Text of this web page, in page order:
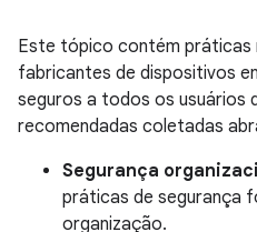
Este tópico contém práticas
fabricantes de dispositivos
seguros a todos os usuários
recomendadas coletadas
Segurança
práticas de segurança
organização.